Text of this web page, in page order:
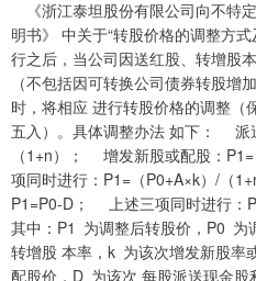
《浙江泰坦股份有限公司向不特
明书》 中关于“转股价格的调整方
行之后，当公司因送红股、转增股
（不包括因可转换公司债券转股增
时，将相应 进行转股价格的调整（
五入）。具体调整办法 如下： 派
（1+n）； 增发新股或配股：
项同时进行：P1=（P0+A×k）/（
P1=P0-D； 上述三项同时进行：
其中：P1 为调整后转股价，P0
转增股 本率，k 为该次增发新股率
配股价，D 为该次 每股派送现金